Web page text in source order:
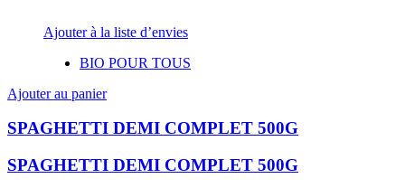
Ajouter à la liste d’envies
BIO POUR TOUS
Ajouter au panier
SPAGHETTI DEMI COMPLET 500G
SPAGHETTI DEMI COMPLET 500G